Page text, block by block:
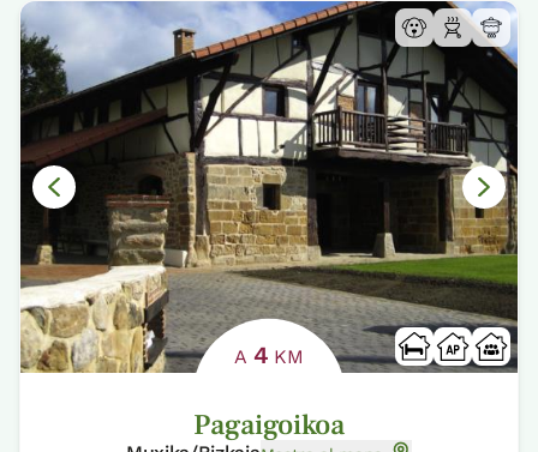
A 4 KM
Pagaigoikoa